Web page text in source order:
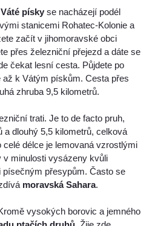
Váté písky se nacházejí podél
stanicemi Rohatec-Kolonie a
začít v jihomoravské obci
přes železniční přejezd a dáte se
čekat lesní cesta. Půjdete po
až k Vátým pískům. Cesta přes
zhruba 9,5 kilometrů.
trati. Je to de facto pruh,
a dlouhý 5,5 kilometrů, celková
celé délce je lemovaná vzrostlými
v minulosti vysázeny kvůli
písečným přesypům. Často se
moravská Sahara.
vysokých borovic a jemného